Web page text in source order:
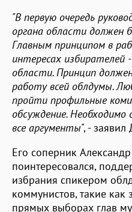
"В первую очередь
органа области должен
Главным принципом в
интересах
области. Принцип
работу всей облдумы.
пройти профильные
обсуждение. Необходимо
все аргументы", -
Его соперник
поинтересовался,
избрания спикером
коммунистов, такие
прямых выборах глав